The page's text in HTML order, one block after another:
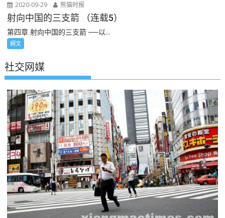
2020-09-29 熊猫时报
射向中国的三支箭 （连载5）
第四章 射向中国的三支箭 ──以...
網文
社交网媒